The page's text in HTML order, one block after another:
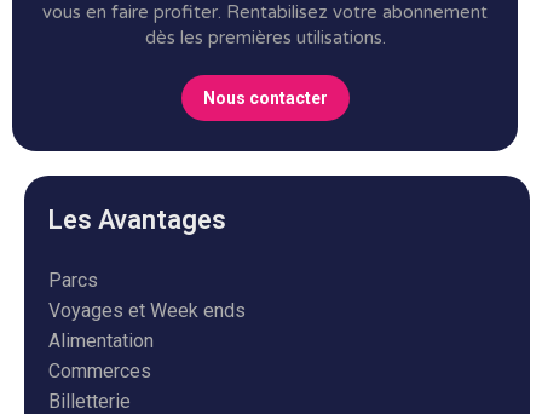
vous en faire profiter. Rentabilisez votre abonnement
dès les premières utilisations.
Nous contacter
Les Avantages
Parcs
Voyages et Week ends
Alimentation
Commerces
Billetterie